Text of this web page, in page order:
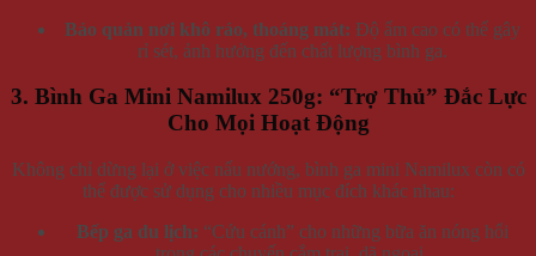
Bảo quản nơi khô ráo, thoáng mát: Độ ẩm cao có thể gây
rỉ sét, ảnh hưởng đến chất lượng bình ga.
3. Bình Ga Mini Namilux 250g: “Trợ Thủ” Đắc Lực
Cho Mọi Hoạt Động
Không chỉ dừng lại ở việc nấu nướng, bình ga mini Namilux còn có
thể được sử dụng cho nhiều mục đích khác nhau:
Bếp ga du lịch: “Cứu cánh” cho những bữa ăn nóng hổi